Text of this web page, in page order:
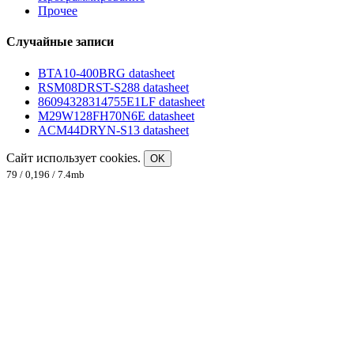
Прочее
Случайные записи
BTA10-400BRG datasheet
RSM08DRST-S288 datasheet
86094328314755E1LF datasheet
M29W128FH70N6E datasheet
ACM44DRYN-S13 datasheet
Сайт использует cookies.
OK
79 / 0,196 / 7.4mb